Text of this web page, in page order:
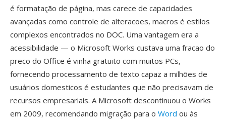
é formatação de página, mas carece de capacidades
avançadas como controle de alteracoes, macros é estilos
complexos encontrados no DOC. Uma vantagem era a
acessibilidade — o Microsoft Works custava uma fracao do
preco do Office é vinha gratuito com muitos PCs,
fornecendo processamento de texto capaz a milhões de
usuários domesticos é estudantes que não precisavam de
recursos empresariais. A Microsoft descontinuou o Works
em 2009, recomendando migração para o Word ou às